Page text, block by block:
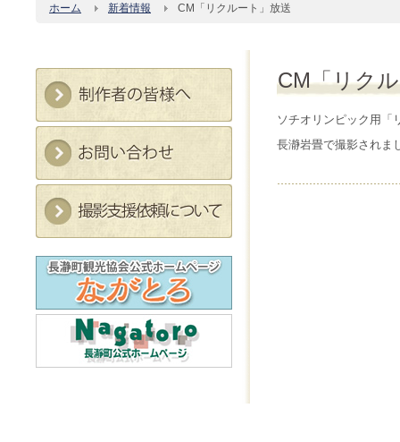
ホーム 新着情報 CM「リクルート」放送
CM「リク
ソチオリンピック用「
長瀞岩畳で撮影されま